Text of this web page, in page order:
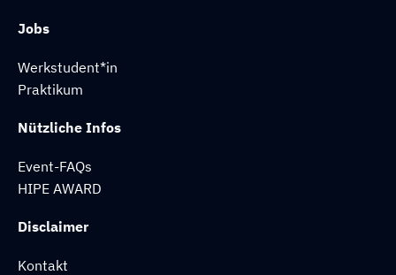
Jobs
Werkstudent*in
Praktikum
Nützliche Infos
Event-FAQs
HIPE AWARD
Disclaimer
Kontakt